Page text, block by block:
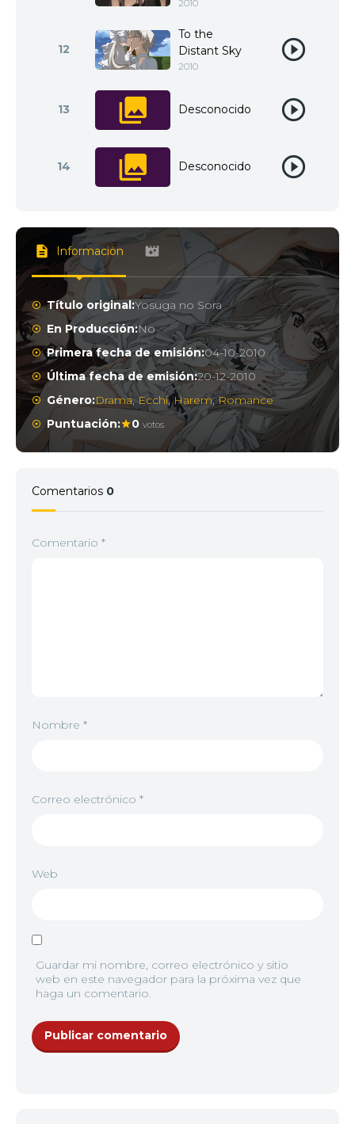
2010
12
To the
Distant Sky
2010
13 Desconocido
14 Desconocido
Información
Título original:Yosuga no Sora
En Producción:No
Primera fecha de emisión:04-10-2010
Última fecha de emisión:20-12-2010
Género:Drama,Ecchi,Harem,Romance
Puntuación:
0 votos
Comentarios 0
Comentario *
Nombre *
Correo electrónico *
Web
Guardar mi nombre, correo electrónico y sitio
web en este navegador para la próxima vez que
haga un comentario.